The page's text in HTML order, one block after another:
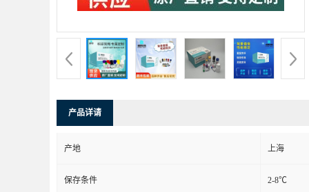
产品详请
产地 上海
保存条件 2-8℃